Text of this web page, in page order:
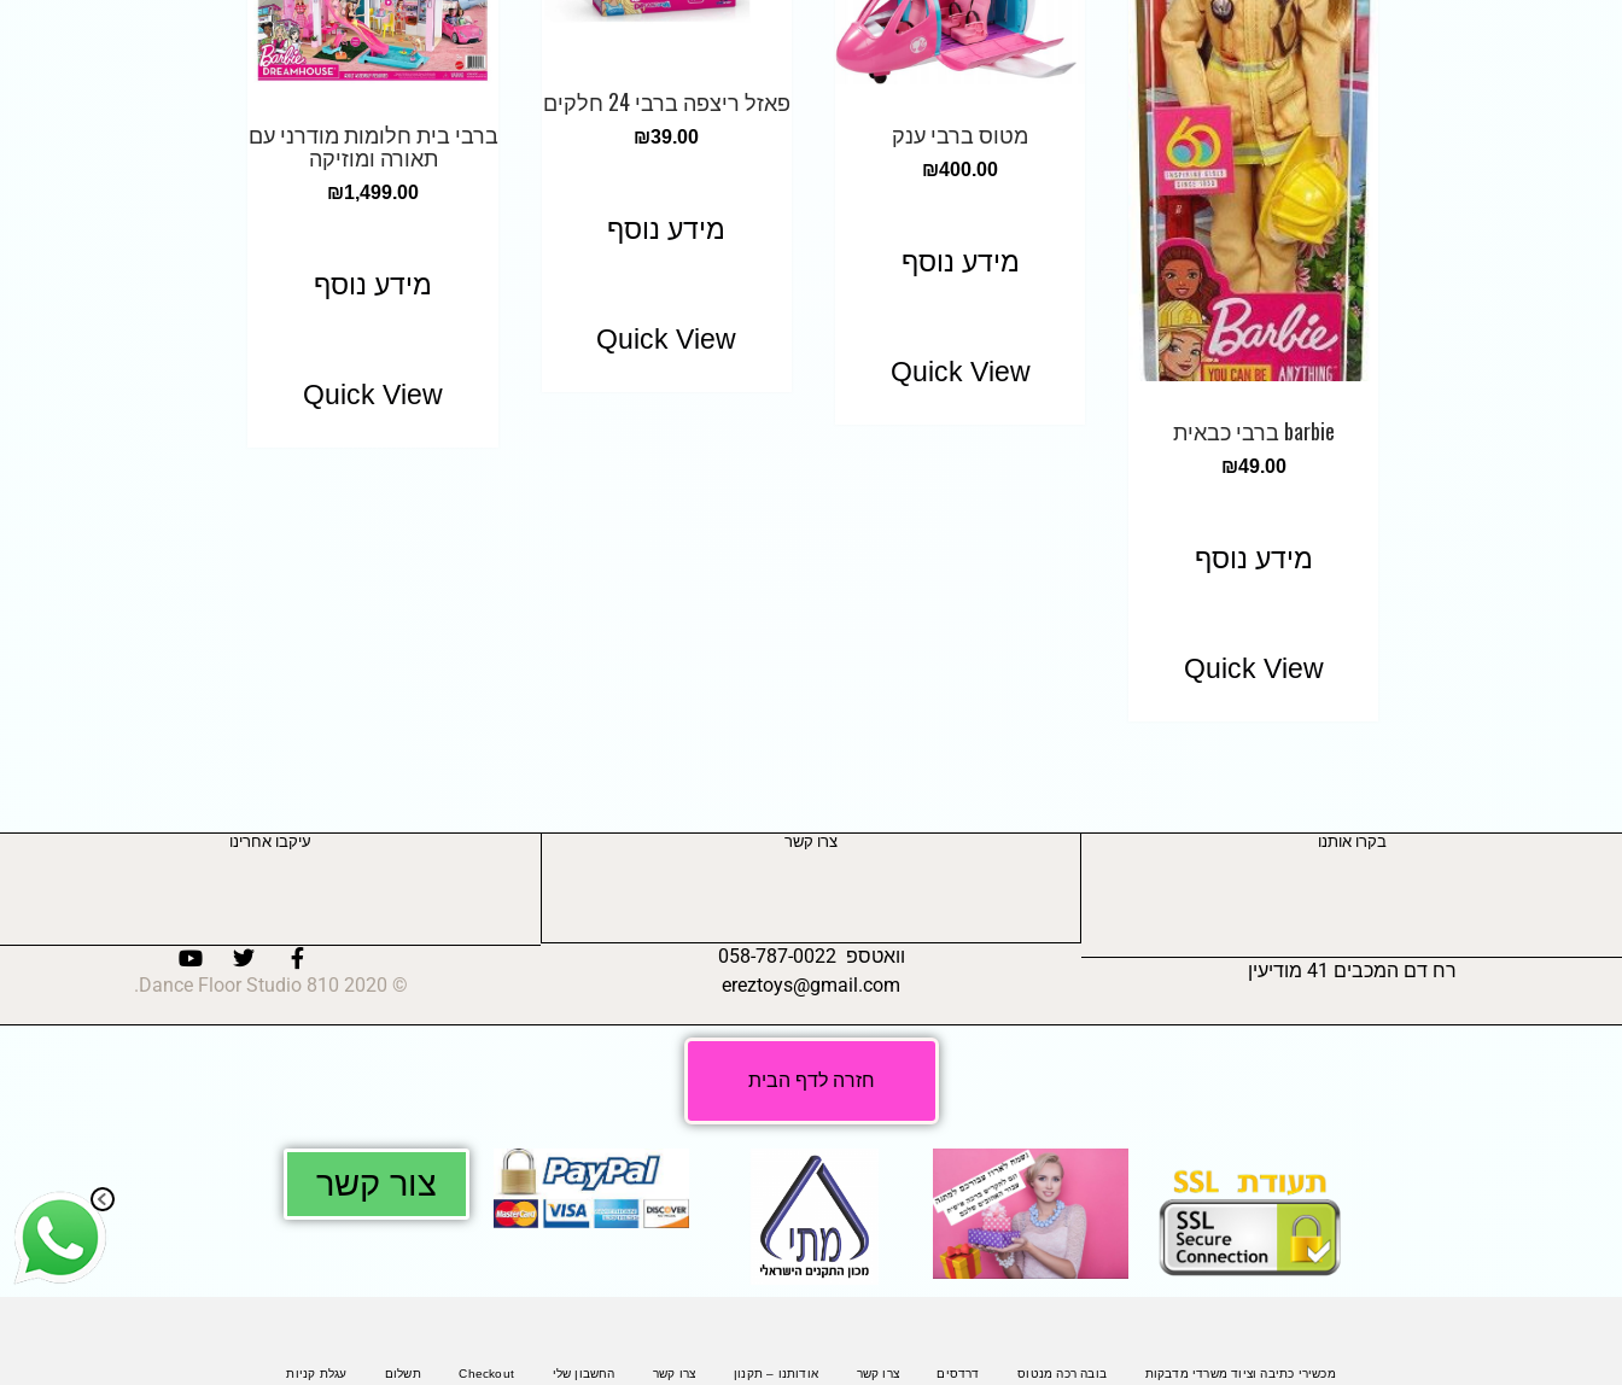
barbie ברבי כבאית
₪49.00
מידע נוסף
Quick View
מטוס ברבי ענק
₪400.00
מידע נוסף
Quick View
פאזל ריצפה ברבי 24 חלקים
₪39.00
מידע נוסף
Quick View
ברבי בית חלומות מודרני עם
תאורה ומוזיקה
₪1,499.00
מידע נוסף
Quick View
בקרו אותנו
רח דם המכבים 41 מודיעין
צרו קשר
וואטספ 058-787-0022
ereztoys@gmail.com
עיקבו אחרינו
© 2020 810 Dance Floor Studio.
חזרה לדף הבית
צור קשר
מכשירי כתיבה וציוד משרדי מדבקות בובה רכה מנטוס דרדסים צרו קשר אודותנו – תקנון צרו קשר החשבון שלי Checkout תשלום עגלת קניות